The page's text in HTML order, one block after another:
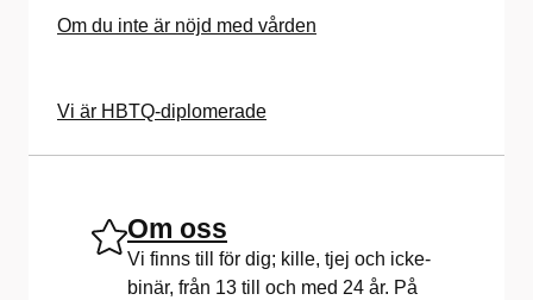
Om du inte är nöjd med vården
Vi är HBTQ-diplomerade
Om oss
Vi finns till för dig; kille, tjej och icke-
binär, från 13 till och med 24 år. På